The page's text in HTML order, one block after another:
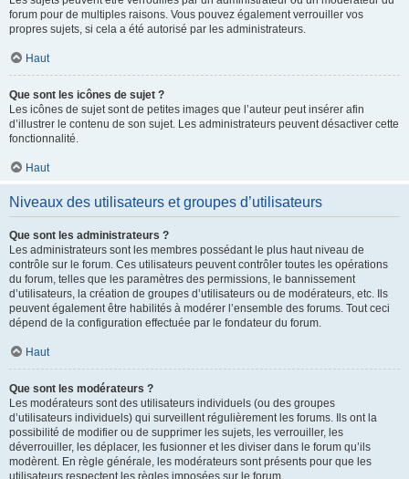
forum pour de multiples raisons. Vous pouvez également verrouiller vos
propres sujets, si cela a été autorisé par les administrateurs.
Haut
Que sont les icônes de sujet ?
Les icônes de sujet sont de petites images que l’auteur peut insérer afin
d’illustrer le contenu de son sujet. Les administrateurs peuvent désactiver cette
fonctionnalité.
Haut
Niveaux des utilisateurs et groupes d’utilisateurs
Que sont les administrateurs ?
Les administrateurs sont les membres possédant le plus haut niveau de
contrôle sur le forum. Ces utilisateurs peuvent contrôler toutes les opérations
du forum, telles que les paramètres des permissions, le bannissement
d’utilisateurs, la création de groupes d’utilisateurs ou de modérateurs, etc. Ils
peuvent également être habilités à modérer l’ensemble des forums. Tout ceci
dépend de la configuration effectuée par le fondateur du forum.
Haut
Que sont les modérateurs ?
Les modérateurs sont des utilisateurs individuels (ou des groupes
d’utilisateurs individuels) qui surveillent régulièrement les forums. Ils ont la
possibilité de modifier ou de supprimer les sujets, les verrouiller, les
déverrouiller, les déplacer, les fusionner et les diviser dans le forum qu’ils
modèrent. En règle générale, les modérateurs sont présents pour que les
utilisateurs respectent les règles imposées sur le forum.